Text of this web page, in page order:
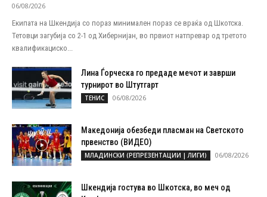
06/08/2026
Екипата на Шкендија со пораз минимален пораз се враќа од Шкотска.
Тетовци загубија со 2-1 од Хибернијан, во првиот натпревар од третото
квалификациско...
Лина Ѓорческа го предаде мечот и заврши
турнирот во Штутгарт
ТЕНИС 06/08/2026
Македонија обезбеди пласман на Светското
првенство (ВИДЕО)
МЛАДИНСКИ (РЕПРЕЗЕНТАЦИИ | ЛИГИ) 06/08/2026
Шкендија гостува во Шкотска, во меч од